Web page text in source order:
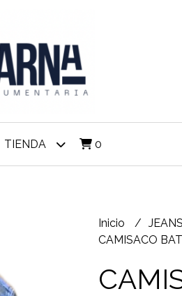
TIENDA 0
Inicio JEANS
CAMISACO